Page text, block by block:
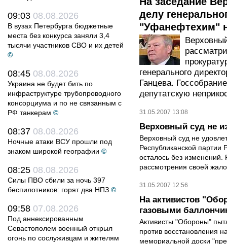
09:03 08.08.2026
В вузах Петербурга бюджетные
места без конкурса заняли 3,4
тысячи участников СВО и их детей
©
08:45 08.08.2026
Украина не будет бить по
инфраструктуре трубопроводного
консорциума и по не связанным с
РФ танкерам ©
08:37 08.08.2026
Ночные атаки ВСУ прошли под
знаком широкой географии ©
08:25 08.08.2026
Силы ПВО сбили за ночь 397
беспилотников: горят два НПЗ ©
09:58 07.08.2026
Под аннексированным
Севастополем военный открыл
огонь по сослуживцам и жителям
делу
"Уфанефтехим"
генерального
Ганцева.
депутатскую
31.05.2007 13:08
Верховный суд не
Верховный суд не
Республиканской
осталось без
рассмотрения своей
31.05.2007 12:56
На активистов
газовыми
Активисты "Обороны"
против восстановления
мемориальной доски